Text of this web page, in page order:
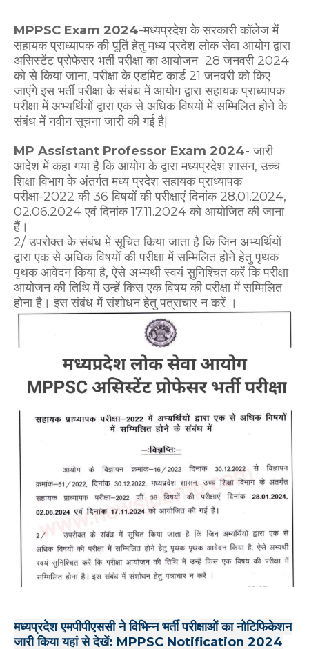
MPPSC Exam 2024-मध्यप्रदेश के सरकारी कॉलेज में
सहायक प्राध्यापक की पूर्ति हेतु मध्य प्रदेश लोक सेवा आयोग द्वारा
असिस्टेंट प्रोफेसर भर्ती परीक्षा का आयोजन 28 जनवरी 2024
को से किया जाना, परीक्षा के एडमिट कार्ड 21 जनवरी को किए
जाएंगे इस भर्ती परीक्षा के संबंध में आयोग द्वारा सहायक प्राध्यापक
परीक्षा में अभ्यर्थियों द्वारा एक से अधिक विषयों में सम्मिलित होने के
संबंध में नवीन सूचना जारी की गई है|
MP Assistant Professor Exam 2024- जारी
आदेश में कहा गया है कि आयोग के द्वारा मध्यप्रदेश शासन, उच्च
शिक्षा विभाग के अंतर्गत मध्य प्रदेश सहायक प्राध्यापक
परीक्षा-2022 की 36 विषयों की परीक्षाएं दिनांक 28.01.2024,
02.06.2024 एवं दिनांक 17.11.2024 को आयोजित की जाना
हैं।
2/ उपरोक्त के संबंध में सूचित किया जाता है कि जिन अभ्यर्थियों
द्वारा एक से अधिक विषयों की परीक्षा में सम्मिलित होने हेतु पृथक
पृथक आवेदन किया है, ऐसे अभ्यर्थी स्वयं सुनिश्चित करें कि परीक्षा
आयोजन की तिथि में उन्हें किस एक विषय की परीक्षा में सम्मिलित
होना है। इस संबंध में संशोधन हेतु पत्राचार न करें ।
मध्यप्रदेश एमपीपीएससी ने विभिन्न भर्ती परीक्षाओं का नोटिफिकेशन
जारी किया यहां से देखें: MPPSC Notification 2024